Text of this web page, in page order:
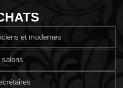
et modernes
salons